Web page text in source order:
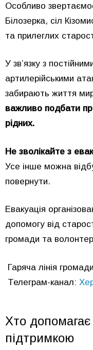
Особливо
Білозерка, сіл
та прилеглих
У зв’язку з
артилерійськими
забирають життя
важливо подбати
рідних.
Не зволікайте з
Усе інше можна
повернути.
Евакуація
допомогу від
громади та
Гаряча лінія
Телеграм-канал:
Хто допомагає
підтримкою